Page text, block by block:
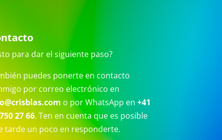
para dar el siguiente paso?
puedes ponerte en contacto
por correo electrónico en
o por WhatsApp en +41
27 66. Ten en cuenta que es posible
tarde un poco en responderte.